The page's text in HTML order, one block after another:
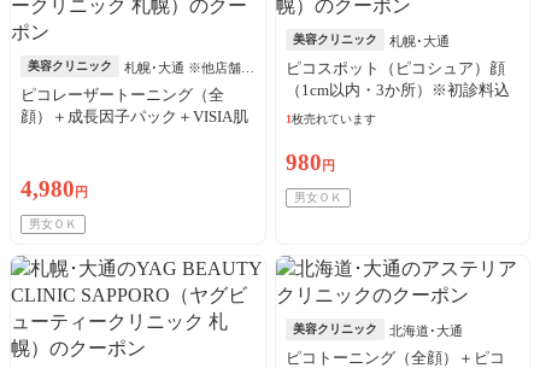
美容クリニック
札幌･大通 ※他店舗あ
り
ピコレーザートーニング（全
顔）＋成長因子パック＋VISIA肌
4,980 円
男女ＯＫ
美容クリニック 札幌･大通
ピコスポット（ピコシュア）顔
（1cm以内・3か所）※初診料込
1枚売れています
980 円
男女ＯＫ
美容クリニック 北海道･大通
ピコトーニング（全顔）＋ピコ